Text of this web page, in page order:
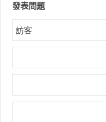
發表問題